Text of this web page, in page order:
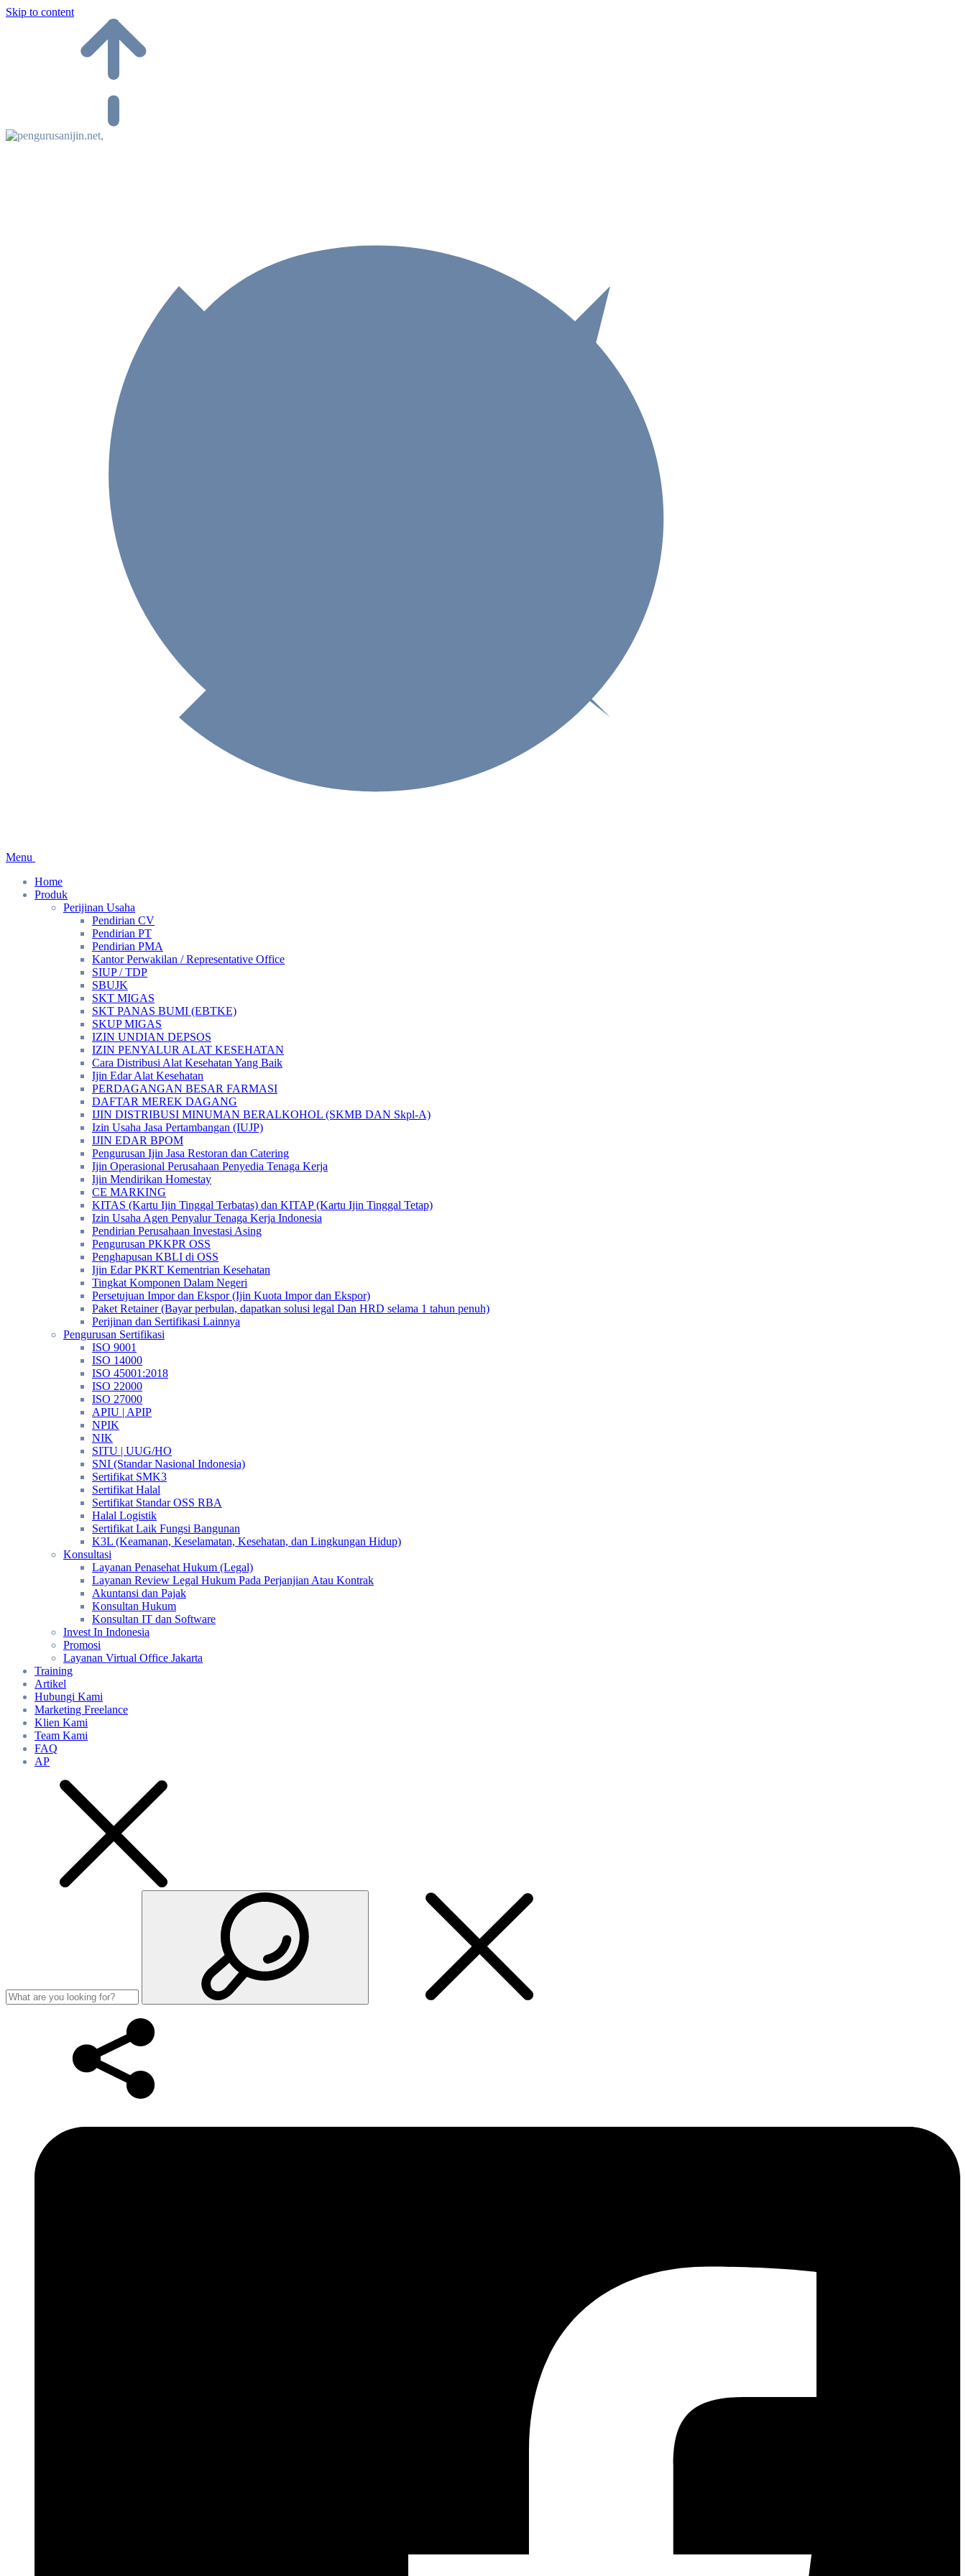
Skip to content
Menu
Home
Produk
Perijinan Usaha
Pendirian CV
Pendirian PT
Pendirian PMA
Kantor Perwakilan / Representative Office
SIUP / TDP
SBUJK
SKT MIGAS
SKT PANAS BUMI (EBTKE)
SKUP MIGAS
IZIN UNDIAN DEPSOS
IZIN PENYALUR ALAT KESEHATAN
Cara Distribusi Alat Kesehatan Yang Baik
Ijin Edar Alat Kesehatan
PERDAGANGAN BESAR FARMASI
DAFTAR MEREK DAGANG
IJIN DISTRIBUSI MINUMAN BERALKOHOL (SKMB DAN Skpl-A)
Izin Usaha Jasa Pertambangan (IUJP)
IJIN EDAR BPOM
Pengurusan Ijin Jasa Restoran dan Catering
Ijin Operasional Perusahaan Penyedia Tenaga Kerja
Ijin Mendirikan Homestay
CE MARKING
KITAS (Kartu Ijin Tinggal Terbatas) dan KITAP (Kartu Ijin Tinggal Tetap)
Izin Usaha Agen Penyalur Tenaga Kerja Indonesia
Pendirian Perusahaan Investasi Asing
Pengurusan PKKPR OSS
Penghapusan KBLI di OSS
Ijin Edar PKRT Kementrian Kesehatan
Tingkat Komponen Dalam Negeri
Persetujuan Impor dan Ekspor (Ijin Kuota Impor dan Ekspor)
Paket Retainer (Bayar perbulan, dapatkan solusi legal Dan HRD selama 1 tahun penuh)
Perijinan dan Sertifikasi Lainnya
Pengurusan Sertifikasi
ISO 9001
ISO 14000
ISO 45001:2018
ISO 22000
ISO 27000
APIU | APIP
NPIK
NIK
SITU | UUG/HO
SNI (Standar Nasional Indonesia)
Sertifikat SMK3
Sertifikat Halal
Sertifikat Standar OSS RBA
Halal Logistik
Sertifikat Laik Fungsi Bangunan
K3L (Keamanan, Keselamatan, Kesehatan, dan Lingkungan Hidup)
Konsultasi
Layanan Penasehat Hukum (Legal)
Layanan Review Legal Hukum Pada Perjanjian Atau Kontrak
Akuntansi dan Pajak
Konsultan Hukum
Konsultan IT dan Software
Invest In Indonesia
Promosi
Layanan Virtual Office Jakarta
Training
Artikel
Hubungi Kami
Marketing Freelance
Klien Kami
Team Kami
FAQ
AP